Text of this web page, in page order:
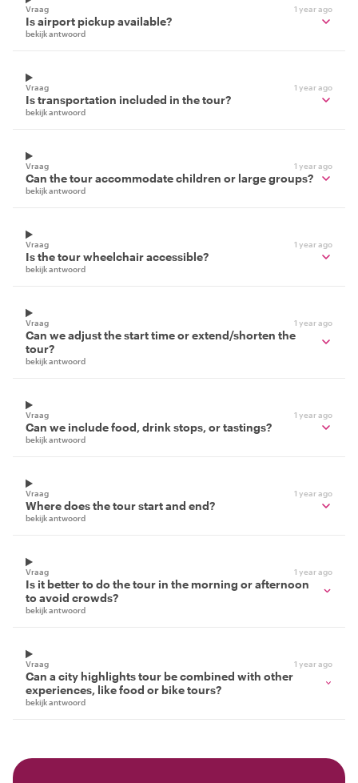
Vraag 1 year ago
Is airport pickup available?
bekijk antwoord
Vraag 1 year ago
Is transportation included in the tour?
bekijk antwoord
Vraag 1 year ago
Can the tour accommodate children or large groups?
bekijk antwoord
Vraag 1 year ago
Is the tour wheelchair accessible?
bekijk antwoord
Vraag 1 year ago
Can we adjust the start time or extend/shorten the
tour?
bekijk antwoord
Vraag 1 year ago
Can we include food, drink stops, or tastings?
bekijk antwoord
Vraag 1 year ago
Where does the tour start and end?
bekijk antwoord
Vraag 1 year ago
Is it better to do the tour in the morning or afternoon
to avoid crowds?
bekijk antwoord
Vraag 1 year ago
Can a city highlights tour be combined with other
experiences, like food or bike tours?
bekijk antwoord